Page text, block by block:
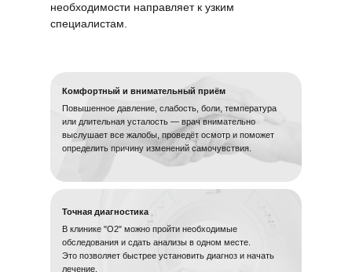
необходимости направляет к узким
специалистам.
Комфортный и внимательный приём
Точная диагностика
Повышенное давление, слабость, боли, температура
или длительная усталость — врач внимательно
выслушает все жалобы, проведёт осмотр и поможет
определить причину изменений самочувствия.
В клинике "O2" можно пройти необходимые
обследования и сдать анализы в одном месте.
Это позволяет быстрее установить диагноз и начать
лечение.